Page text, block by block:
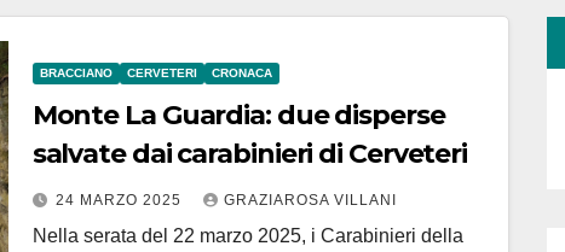
BRACCIANO CERVETERI CRONACA
Monte La Guardia: due disperse
salvate dai carabinieri di Cerveteri
24 MARZO 2025 GRAZIAROSA VILLANI
Nella serata del 22 marzo 2025, i Carabinieri della